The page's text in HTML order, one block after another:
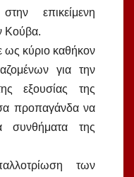
επικείμενη
Κούβα.
ως κύριο καθήκον
για την
εξουσίας της
προπαγάνδα να
συνθήματα της
των